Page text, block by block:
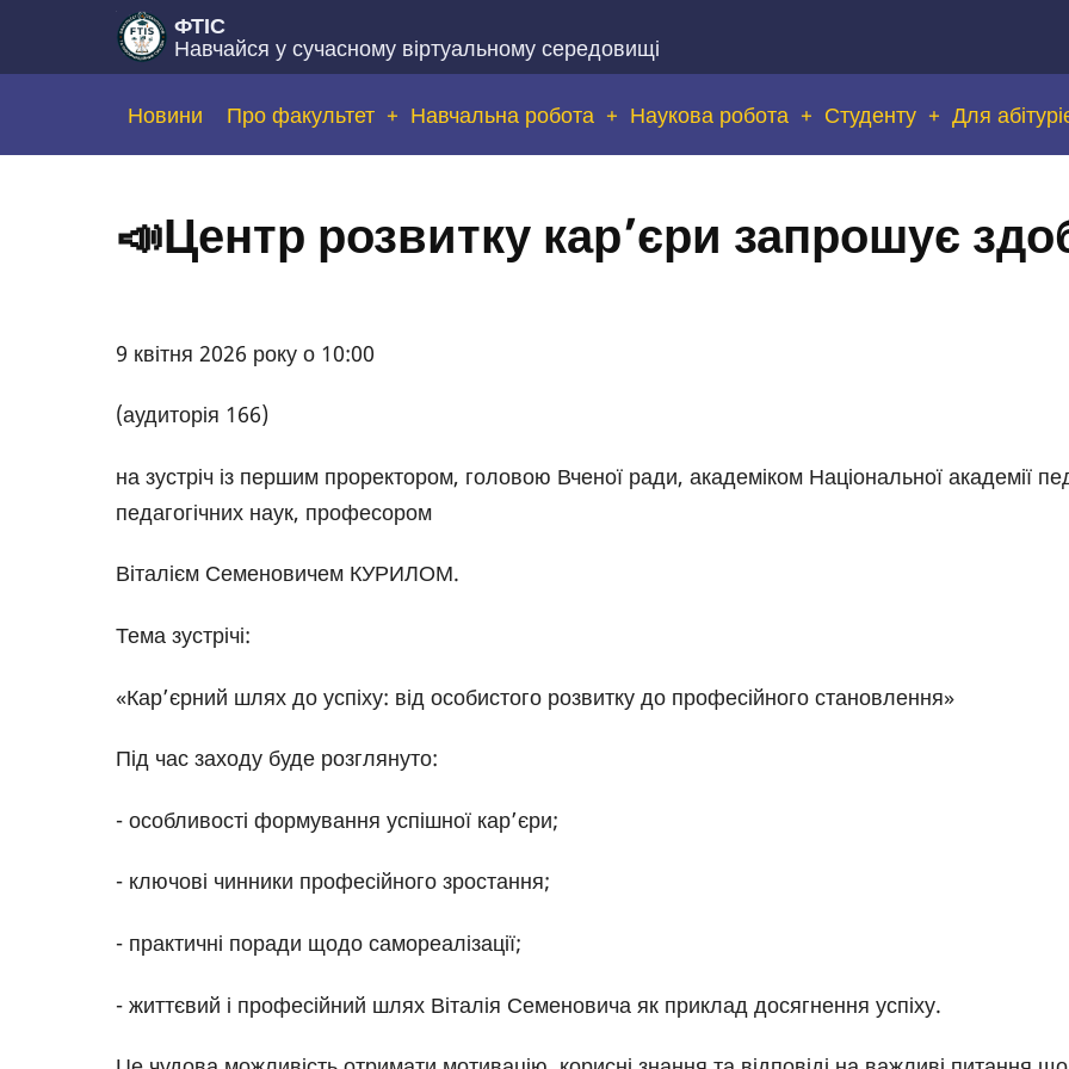
ФТІС
Навчайся у сучасному віртуальному середовищі
Основна
Новини Про факультет Навчальна робота Наукова робота Студенту Для
📣Центр розвитку кар’єри запрошує
9 квітня 2026 року о 10:00
(аудиторія 166)
на зустріч із першим проректором, головою Вченої ради, академіком Національної академії
педагогічних наук, професором
Віталієм Семеновичем КУРИЛОМ.
Тема зустрічі:
«Кар’єрний шлях до успіху: від особистого розвитку до професійного становлення»
Під час заходу буде розглянуто:
- особливості формування успішної кар’єри;
- ключові чинники професійного зростання;
- практичні поради щодо самореалізації;
- життєвий і професійний шлях Віталія Семеновича як приклад досягнення успіху.